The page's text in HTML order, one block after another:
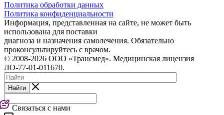
Политика обработки данных
Политика конфиденциальности
Информация, представленная на сайте, не может быть
использована для поставки
диагноза и назначения самолечения. Обязательно
проконсультируйтесь с врачом.
© 2008-2026 ООО «Трансмед». Медицинская лицензия
ЛО-77-01-011670.
Найти
Связаться с нами